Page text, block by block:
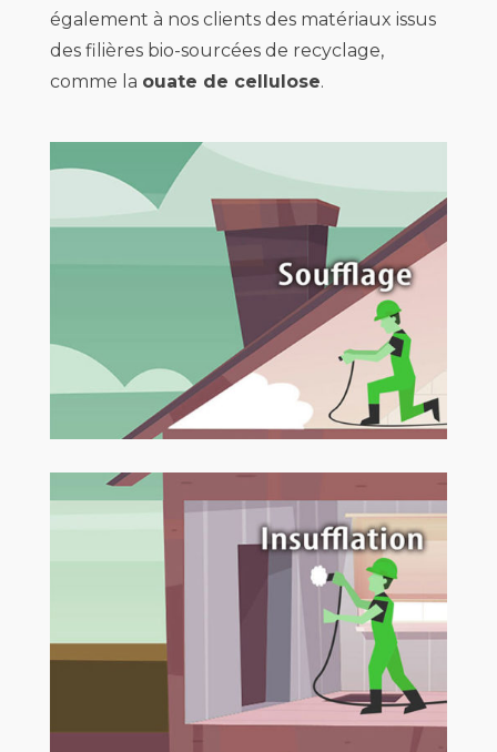
également à nos clients des matériaux issus
des filières bio-sourcées de recyclage,
comme la ouate de cellulose.